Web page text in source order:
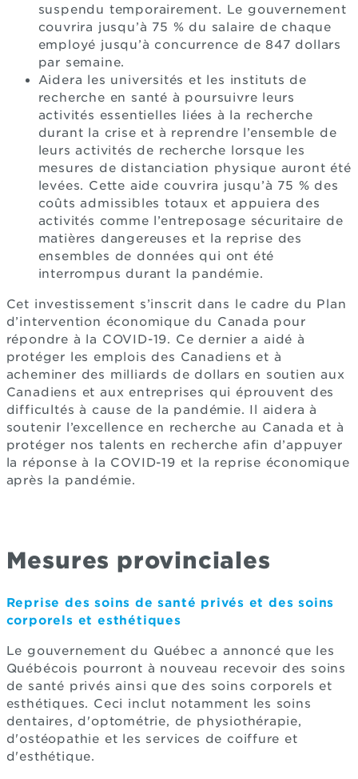
suspendu temporairement. Le gouvernement
couvrira jusqu’à 75 % du salaire de chaque
employé jusqu’à concurrence de 847 dollars
par semaine.
Aidera les universités et les instituts de
recherche en santé à poursuivre leurs
activités essentielles liées à la recherche
durant la crise et à reprendre l’ensemble de
leurs activités de recherche lorsque les
mesures de distanciation physique auront été
levées. Cette aide couvrira jusqu’à 75 % des
coûts admissibles totaux et appuiera des
activités comme l’entreposage sécuritaire de
matières dangereuses et la reprise des
ensembles de données qui ont été
interrompus durant la pandémie.
Cet investissement s’inscrit dans le cadre du Plan
d’intervention économique du Canada pour
répondre à la COVID-19. Ce dernier a aidé à
protéger les emplois des Canadiens et à
acheminer des milliards de dollars en soutien aux
Canadiens et aux entreprises qui éprouvent des
difficultés à cause de la pandémie. Il aidera à
soutenir l’excellence en recherche au Canada et à
protéger nos talents en recherche afin d’appuyer
la réponse à la COVID-19 et la reprise économique
après la pandémie.
Mesures provinciales
Reprise des soins de santé privés et des soins
corporels et esthétiques
Le gouvernement du Québec a annoncé que les
Québécois pourront à nouveau recevoir des soins
de santé privés ainsi que des soins corporels et
esthétiques. Ceci inclut notamment les soins
dentaires, d'optométrie, de physiothérapie,
d'ostéopathie et les services de coiffure et
d'esthétique.